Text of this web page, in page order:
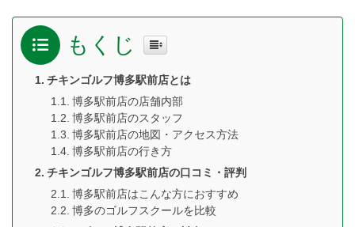
もくじ
チキンゴルフ博多駅前店とは
博多駅前店の店舗内部
博多駅前店のスタッフ
博多駅前店の地図・アクセス方法
博多駅前店の行き方
チキンゴルフ博多駅前店の口コミ・評判
博多駅前店はこんな方におすすめ
博多のゴルフスクールを比較